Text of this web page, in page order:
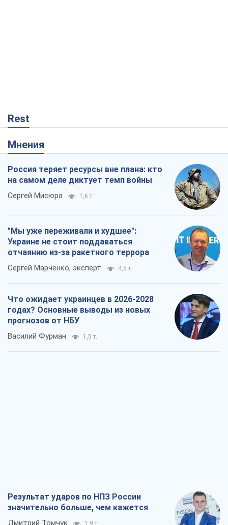
Rest
Мнения
Россия теряет ресурсы вне плана: кто
на самом деле диктует темп войны
Сергей Мисюра 1,6 т.
"Мы уже переживали и худшее":
Украине не стоит поддаваться
отчаянию из-за ракетного террора
Сергей Марченко, эксперт 4,5 т.
Что ожидает украинцев в 2026-2028
годах? Основные выводы из новых
прогнозов от НБУ
Василий Фурман 1,5 т.
Результат ударов по НПЗ России
значительно больше, чем кажется
Дмитрий Томчук